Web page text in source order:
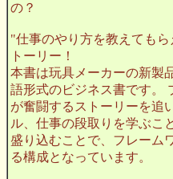
の？
"仕事のやり方を教えても
トーリー！
本書は玩具メーカーの新製
語形式のビジネス書です。
が奮闘するストーリーを追
ル、仕事の段取りを学ぶこ
盛り込むことで、フレーム
る構成となっています。